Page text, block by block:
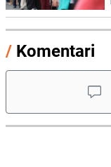
/ Komentari